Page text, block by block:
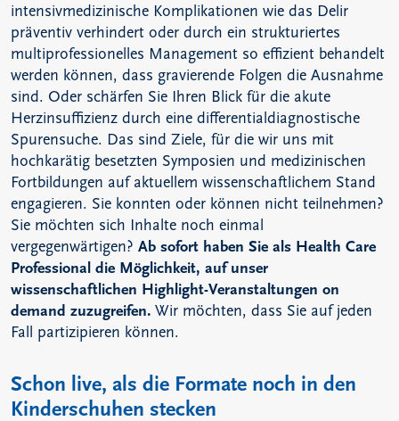
intensivmedizinische Komplikationen wie das Delir
präventiv verhindert oder durch ein strukturiertes
multiprofessionelles Management so effizient behandelt
werden können, dass gravierende Folgen die Ausnahme
sind. Oder schärfen Sie Ihren Blick für die akute
Herzinsuffizienz durch eine differentialdiagnostische
Spurensuche. Das sind Ziele, für die wir uns mit
hochkarätig besetzten Symposien und medizinischen
Fortbildungen auf aktuellem wissenschaftlichem Stand
engagieren. Sie konnten oder können nicht teilnehmen?
Sie möchten sich Inhalte noch einmal
vergegenwärtigen? Ab sofort haben Sie als Health Care
Professional die Möglichkeit, auf unser
wissenschaftlichen Highlight-Veranstaltungen on
demand zuzugreifen. Wir möchten, dass Sie auf jeden
Fall partizipieren können.
Schon live, als die Formate noch in den
Kinderschuhen stecken